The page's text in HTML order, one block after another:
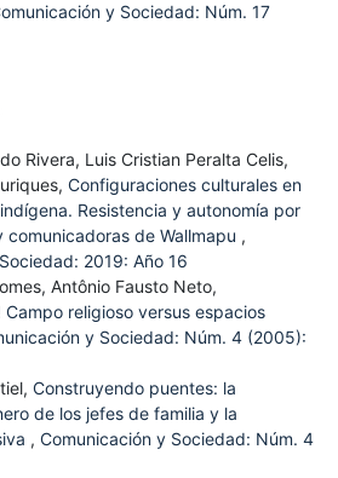
y Sociedad: Núm. 17
Rivera, Luis Cristian Peralta Celis,
Configuraciones culturales en
Resistencia y autonomía por
comunicadoras de Wallmapu ,
2019: Año 16
Antônio Fausto Neto,
Campo religioso versus espacios
y Sociedad: Núm. 4 (2005):
Construyendo puentes: la
de los jefes de familia y la
, Comunicación y Sociedad: Núm. 4